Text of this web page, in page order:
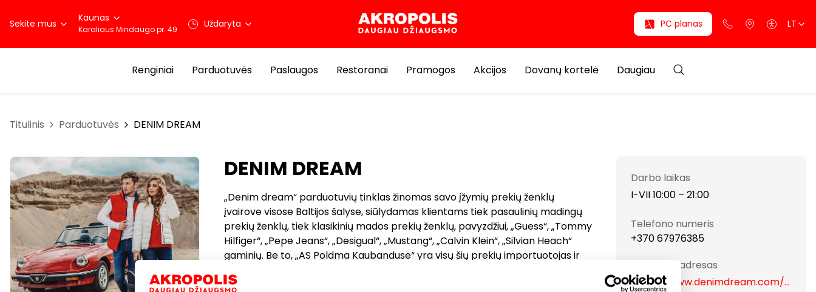
Sekite mus Kaunas
Karaliaus Mindaugo pr. 49 Uždaryta PC planas LT
Renginiai Parduotuvės Paslaugos Restoranai Pramogos Akcijos Dovanų kortelė Daugiau
Titulinis Parduotuvės DENIM DREAM
DENIM DREAM
„Denim dream“ parduotuvių tinklas žinomas savo įžymių prekių ženklų
įvairove visose Baltijos šalyse, siūlydamas klientams tiek pasaulinių madingų
prekių ženklų, tiek klasikinių mados prekių ženklų, pavyzdžiui, „Guess“, „Tommy
Hilfiger“, „Pepe Jeans“, „Desigual“, „Mustang“, „Calvin Klein“, „Silvian Heach“
gaminių. Be to, „AS Poldma Kaubanduse“ yra visų šių prekių importuotojas ir
džinsų asortimentą. Parduotuvėse pirkėjas ras drabužių ir šventėms, ir
Darbo laikas
I-VII 10:00 – 21:00
Telefono numeris
+370 67976385
Svetainės adresas
https://www.denimdream.com/LT/lt